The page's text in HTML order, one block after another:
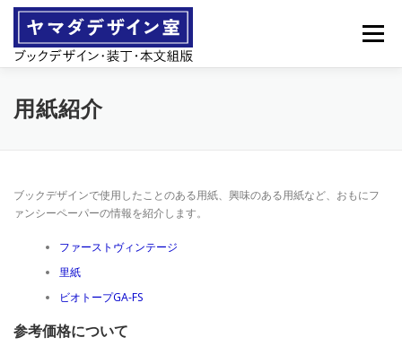
メニュー
営業案内
用紙紹介
ブックデザインで使用したことのある用紙、興味のある用紙など、おもにフ
ァンシーペーパーの情報を紹介します。
ファーストヴィンテージ
里紙
ビオトープGA-FS
参考価格について